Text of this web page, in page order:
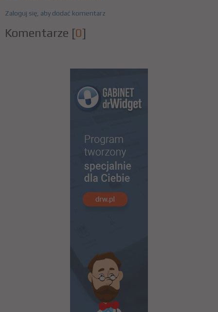
Zaloguj się, aby dodać komentarz
Komentarze [0]